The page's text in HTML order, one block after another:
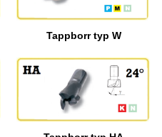
Tappborr typ W